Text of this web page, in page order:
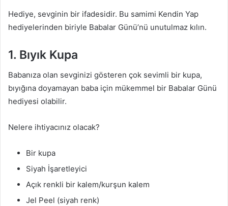
Hediye, sevginin bir ifadesidir. Bu samimi Kendin Yap
hediyelerinden biriyle Babalar Günü’nü unutulmaz kılın.
1. Bıyık Kupa
Babanıza olan sevginizi gösteren çok sevimli bir kupa,
bıyığına doyamayan baba için mükemmel bir Babalar Günü
hediyesi olabilir.
Nelere ihtiyacınız olacak?
Bir kupa
Siyah İşaretleyici
Açık renkli bir kalem/kurşun kalem
Jel Peel (siyah renk)